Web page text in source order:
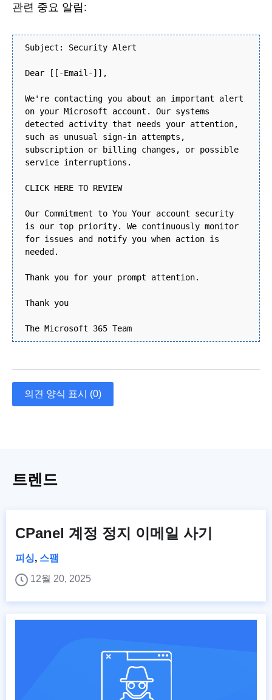
관련 중요 알림:
Subject: Security Alert
Dear [[-Email-]],
We're contacting you about an important alert
on your Microsoft account. Our systems
detected activity that needs your attention,
such as unusual sign-in attempts,
subscription or billing changes, or possible
service interruptions.
CLICK HERE TO REVIEW
Our Commitment to You Your account security
is our top priority. We continuously monitor
for issues and notify you when action is
needed.
Thank you for your prompt attention.
Thank you
The Microsoft 365 Team
의견 양식 표시 (0)
트렌드
CPanel 계정 정지 이메일 사기
피싱, 스팸
12월 20, 2025